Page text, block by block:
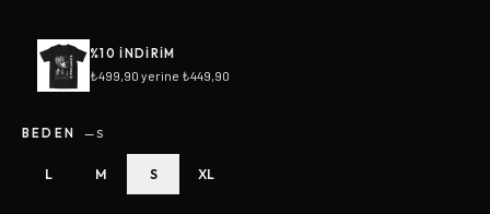
%10 INDIRIM
₺499,90 yerine ₺449,90
BEDEN —S
L M S XL